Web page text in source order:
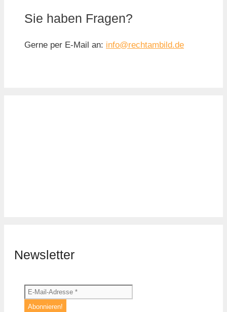
Sie haben Fragen?
Gerne per E-Mail an: info@rechtambild.de
Newsletter